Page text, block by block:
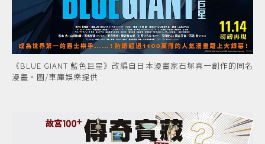
《BLUE GIANT 藍色巨星》改編自日本漫畫家石塚真一創作的同名
漫畫。圖/車庫娛樂提供